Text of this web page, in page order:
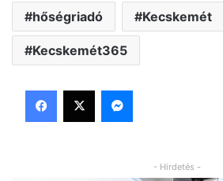
hőségriadó Kecskemét
Kecskemét365
Facebook
X Messenger
- Hirdetés -